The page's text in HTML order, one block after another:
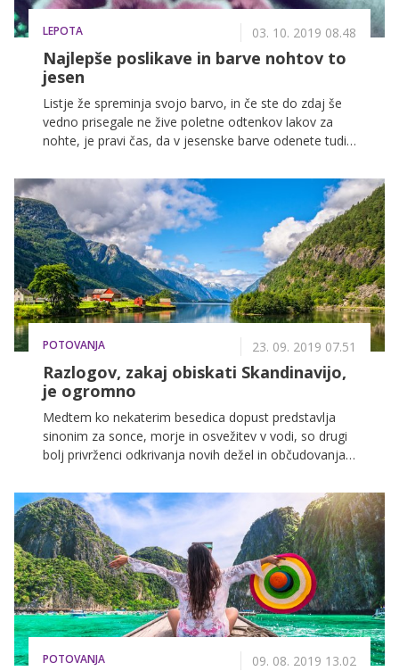
LEPOTA 03. 10. 2019 08.48
Najlepše poslikave in barve nohtov to
jesen
Listje že spreminja svojo barvo, in če ste do zdaj še
vedno prisegale ne žive poletne odtenkov lakov za
nohte, je pravi čas, da v jesenske barve odenete tudi
ali se pripadnice nežnejšega spola še vedno najbolj
navdušujejo nad nohti v obliki mandlja, smo
poklepetali s strokovnjakinjo za nohte Saško Fajfar.
POTOVANJA 23. 09. 2019 07.51
Razlogov, zakaj obiskati Skandinavijo,
je ogromno
Medtem ko nekaterim besedica dopust predstavlja
sinonim za sonce, morje in osvežitev v vodi, so drugi
bolj privrženci odkrivanja novih dežel in občudovanja
ki se lahko pohvalijo z živahnim dogajanjem v večjih
mestih in neokrnjeno naravo na podeželju. Za piko na
i poskrbijo še slikoviti fjordi, ledeniška jezera, ribiška
vasice, bogata kulturna in zgodovinska dediščina ter
polnočno sonce – doživetja, ki popotniku ostanejo v
trajnem spominu. Več kot dovolj razlogov torej, da
začnete načrtovati popotovanje po Skandinaviji!
POTOVANJA 09. 08. 2019 13.02